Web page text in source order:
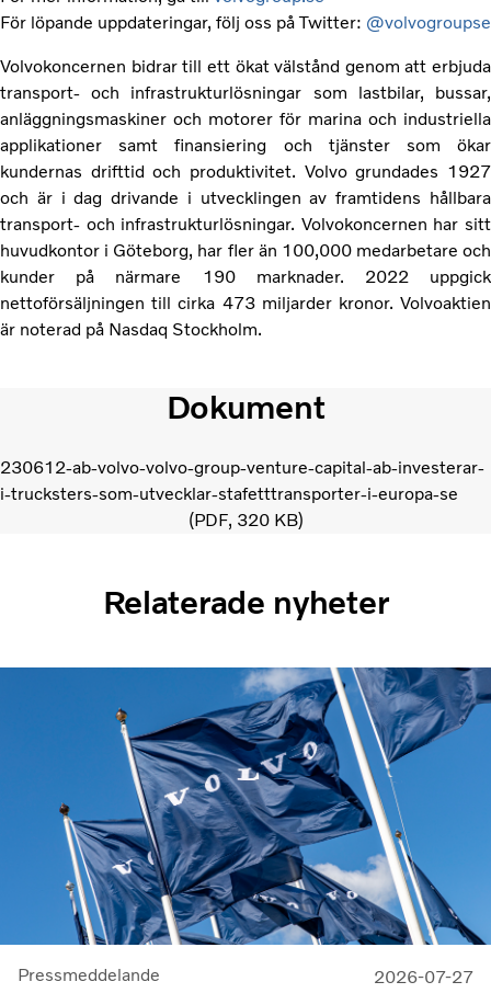
För löpande uppdateringar, följ oss på Twitter: @volvogroupse
Volvokoncernen bidrar till ett ökat välstånd genom att erbjuda
transport- och infrastrukturlösningar som lastbilar, bussar,
anläggningsmaskiner och motorer för marina och industriella
applikationer samt finansiering och tjänster som ökar
kundernas drifttid och produktivitet. Volvo grundades 1927
och är i dag drivande i utvecklingen av framtidens hållbara
transport- och infrastrukturlösningar. Volvokoncernen har sitt
huvudkontor i Göteborg, har fler än 100,000 medarbetare och
kunder på närmare 190 marknader. 2022 uppgick
nettoförsäljningen till cirka 473 miljarder kronor. Volvoaktien
är noterad på Nasdaq Stockholm.
Dokument
230612-ab-volvo-volvo-group-venture-capital-ab-investerar-
i-trucksters-som-utvecklar-stafetttransporter-i-europa-se
PDF 320 KB
Relaterade nyheter
Pressmeddelande 2026-07-27